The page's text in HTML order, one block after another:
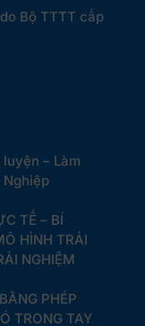
Bộ TTTT cấp
– Làm
TẾ – BÍ
HÌNH TRẢI
NGHIỆM
PHÉP
TRONG TAY